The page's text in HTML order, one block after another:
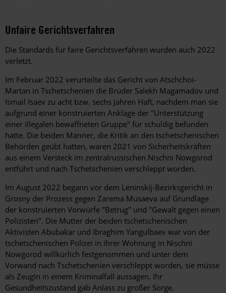
Unfaire Gerichtsverfahren
Die Standards für faire Gerichtsverfahren wurden auch 2022
verletzt.
Im Februar 2022 verurteilte das Gericht von Atschchoi-
Martan in Tschetschenien die Brüder Salekh Magamadov und
Ismail Isaev zu acht bzw. sechs Jahren Haft, nachdem man sie
aufgrund einer konstruierten Anklage der "Unterstützung
einer illegalen bewaffneten Gruppe" für schuldig befunden
hatte. Die beiden Männer, die Kritik an den tschetschenischen
Behörden geübt hatten, waren 2021 von Sicherheitskräften
aus einem Versteck im zentralrussischen Nischni Nowgorod
entführt und nach Tschetschenien verschleppt worden.
Im August 2022 begann vor dem Leninskij-Bezirksgericht in
Grosny der Prozess gegen Zarema Musaeva auf Grundlage
der konstruierten Vorwürfe "Betrug" und "Gewalt gegen einen
Polizisten". Die Mutter der beiden tschetschenischen
Aktivisten Abubakar und Ibraghim Yangulbaev war von der
tschetschenischen Polizei in ihrer Wohnung in Nischni
Nowgorod willkürlich festgenommen und unter dem
Vorwand nach Tschetschenien verschleppt worden, sie müsse
als Zeugin in einem Kriminalfall aussagen. Ihr
Gesundheitszustand gab Anlass zu großer Sorge.